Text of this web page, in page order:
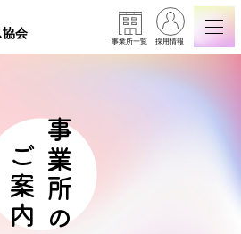
協会
事業所一覧 採用情報
事業所の
ご案内